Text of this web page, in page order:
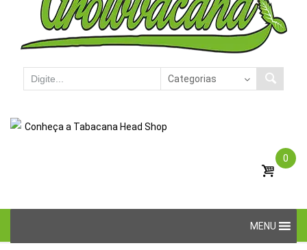
Conheça a Tabacana Head Shop
0
content
MENU